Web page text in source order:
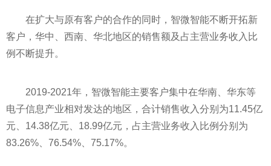
在扩大与原有客户的合作的同时，智微智能不断开拓新
客户，华中、西南、华北地区的销售额及占主营业务收入比
例不断提升。
2019-2021年，智微智能主要客户集中在华南、华东等
电子信息产业相对发达的地区，合计销售收入分别为11.45亿
元、14.38亿元、18.99亿元，占主营业务收入比例分别为
83.26%、76.54%、75.17%。